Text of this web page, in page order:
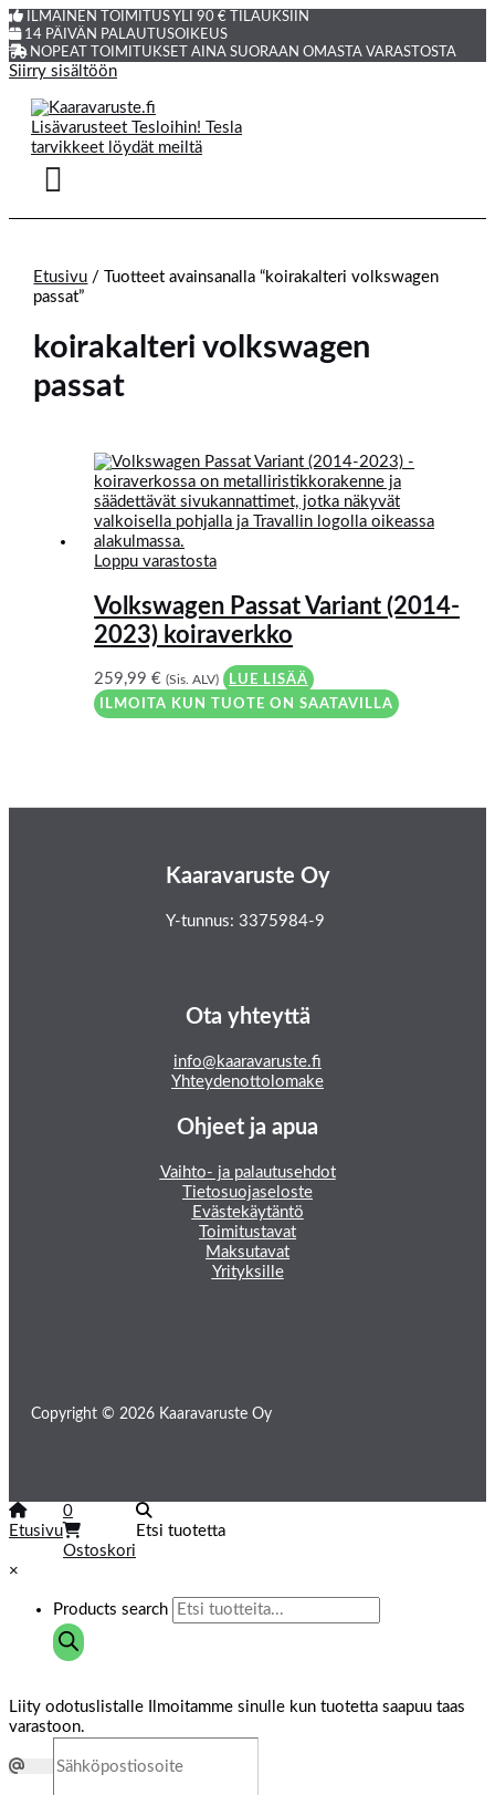
ILMAINEN TOIMITUS YLI 90 € TILAUKSIIN
14 PÄIVÄN PALAUTUSOIKEUS
NOPEAT TOIMITUKSET AINA SUORAAN OMASTA VARASTOSTA
Siirry sisältöön
Etusivu / Tuotteet avainsanalla “koirakalteri volkswagen
passat”
koirakalteri volkswagen
passat
Loppu varastosta
Volkswagen Passat Variant (2014-
2023) koiraverkko
259,99€ (Sis. ALV)
LUE LISÄÄ
ILMOITA KUN TUOTE ON SAATAVILLA
Kaaravaruste Oy
Y-tunnus: 3375984-9
Ota yhteyttä
info@kaaravaruste.fi
Yhteydenottolomake
Ohjeet ja apua
Vaihto- ja palautusehdot
Tietosuojaseloste
Evästekäytäntö
Toimitustavat
Maksutavat
Yrityksille
Copyright © 2026 Kaaravaruste Oy
Etusivu
0
Ostoskori
Etsi tuotetta
×
Products search
Liity odotuslistalle
Ilmoitamme sinulle kun tuotetta saapuu taas
varastoon.